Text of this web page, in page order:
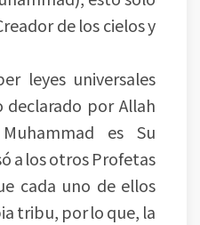
de los cielos y
leyes universales
por Allah
es Su
a los otros Profetas
cada uno de ellos
tribu, por lo que, la